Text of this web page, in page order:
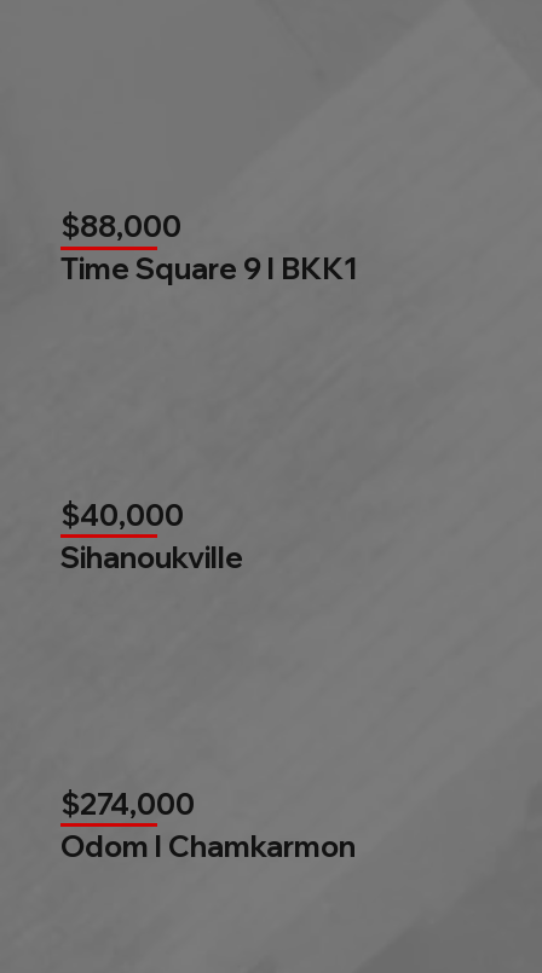
$88,000
Time Square 9 l BKK1
$40,000
Sihanoukville
$274,000
Odom l Chamkarmon